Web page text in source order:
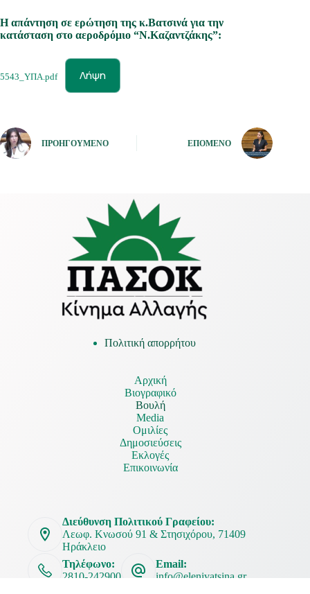
Η απάντηση σε ερώτηση της κ.Βατσινά για την
κατάσταση στο αεροδρόμιο “Ν.Καζαντζάκης”:
5543_ΥΠΑ.pdf Λήψη
ΠΡΟΗΓΟΎΜΕΝΟ ΕΠΌΜΕΝΟ
Πολιτική απορρήτου
Αρχική
Βιογραφικό
Βουλή
Media
Ομιλίες
Δημοσιεύσεις
Εκλογές
Επικοινωνία
Διεύθυνση Πολιτικού Γραφείου:
Λεωφ. Κνωσού 91 & Στησιχόρου, 71409
Ηράκλειο
Τηλέφωνο:
2810-242900
Email:
info@elenivatsina.gr